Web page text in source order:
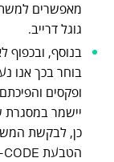
מאפשרים
גוגל דרייב.
בנוסף,
בוחר בכך אנו
יישמר במסגרת
כן, לבקשת